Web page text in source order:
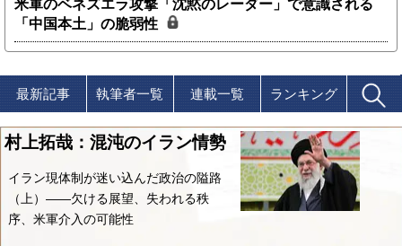
米軍のベネズエラ攻撃「沈黙のレーダー」で意識される
「中国本土」の脆弱性
最新記事 執筆者一覧 連載一覧 ランキング
村上拓哉：混沌のイラン情勢
イラン現体制が迷い込んだ政治の隘路
（上）――欠ける展望、失われる秩
序、米軍介入の可能性